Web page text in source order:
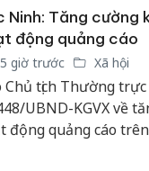
Ninh: Tăng cường
động quảng cáo
giờ trước Xã hội
Chủ tịch Thường
UBND-KGVX về
động quảng cáo